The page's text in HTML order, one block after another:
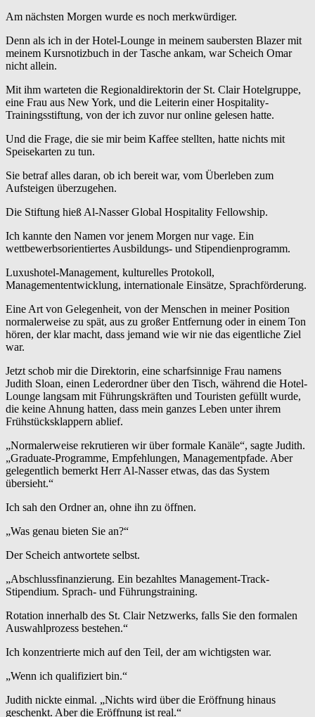
Am nächsten Morgen wurde es noch merkwürdiger.
Denn als ich in der Hotel-Lounge in meinem saubersten Blazer mit
meinem Kursnotizbuch in der Tasche ankam, war Scheich Omar
nicht allein.
Mit ihm warteten die Regionaldirektorin der St. Clair Hotelgruppe,
eine Frau aus New York, und die Leiterin einer Hospitality-
Trainingsstiftung, von der ich zuvor nur online gelesen hatte.
Und die Frage, die sie mir beim Kaffee stellten, hatte nichts mit
Speisekarten zu tun.
Sie betraf alles daran, ob ich bereit war, vom Überleben zum
Aufsteigen überzugehen.
Die Stiftung hieß Al-Nasser Global Hospitality Fellowship.
Ich kannte den Namen vor jenem Morgen nur vage. Ein
wettbewerbsorientiertes Ausbildungs- und Stipendienprogramm.
Luxushotel-Management, kulturelles Protokoll,
Managemententwicklung, internationale Einsätze, Sprachförderung.
Eine Art von Gelegenheit, von der Menschen in meiner Position
normalerweise zu spät, aus zu großer Entfernung oder in einem Ton
hören, der klar macht, dass jemand wie wir nie das eigentliche Ziel
war.
Jetzt schob mir die Direktorin, eine scharfsinnige Frau namens
Judith Sloan, einen Lederordner über den Tisch, während die Hotel-
Lounge langsam mit Führungskräften und Touristen gefüllt wurde,
die keine Ahnung hatten, dass mein ganzes Leben unter ihrem
Frühstücksklappern ablief.
„Normalerweise rekrutieren wir über formale Kanäle“, sagte Judith.
„Graduate-Programme, Empfehlungen, Managementpfade. Aber
gelegentlich bemerkt Herr Al-Nasser etwas, das das System
übersieht.“
Ich sah den Ordner an, ohne ihn zu öffnen.
„Was genau bieten Sie an?“
Der Scheich antwortete selbst.
„Abschlussfinanzierung. Ein bezahltes Management-Track-
Stipendium. Sprach- und Führungstraining.
Rotation innerhalb des St. Clair Netzwerks, falls Sie den formalen
Auswahlprozess bestehen.“
Ich konzentrierte mich auf den Teil, der am wichtigsten war.
„Wenn ich qualifiziert bin.“
Judith nickte einmal. „Nichts wird über die Eröffnung hinaus
geschenkt. Aber die Eröffnung ist real.“